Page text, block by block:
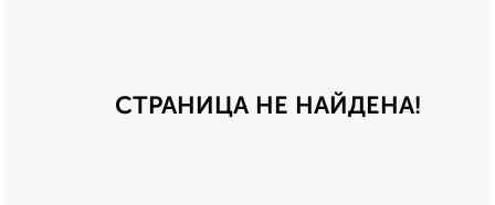
СТРАНИЦА НЕ НАЙДЕНА!